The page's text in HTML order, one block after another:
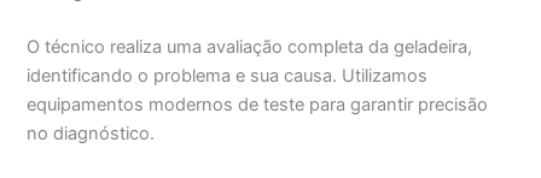
O técnico realiza uma avaliação completa da geladeira,
identificando o problema e sua causa. Utilizamos
equipamentos modernos de teste para garantir precisão
no diagnóstico.